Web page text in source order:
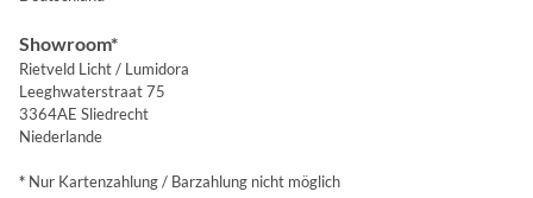
Showroom*
Rietveld Licht / Lumidora
Leeghwaterstraat 75
3364AE Sliedrecht
Niederlande
* Nur Kartenzahlung / Barzahlung nicht möglich